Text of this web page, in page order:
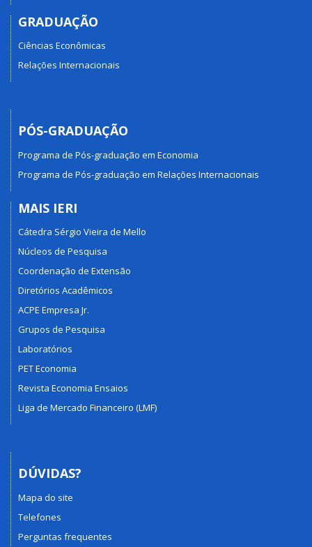
GRADUAÇÃO
Ciências Econômicas
Relações Internacionais
PÓS-GRADUAÇÃO
Programa de Pós-graduação em Economia
Programa de Pós-graduação em Relações Internacionais
MAIS IERI
Cátedra Sérgio Vieira de Mello
Núcleos de Pesquisa
Coordenação de Extensão
Diretórios Acadêmicos
ACPE Empresa Jr.
Grupos de Pesquisa
Laboratórios
PET Economia
Revista Economia Ensaios
Liga de Mercado Financeiro (LMF)
DÚVIDAS?
Mapa do site
Telefones
Perguntas frequentes